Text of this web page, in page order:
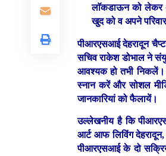
लाॅकडाऊन को लेकर
खुद को व अपने
पीआरएसआई देहरादून
सचिव राकेश डोभाल ने
आवश्यक हो तभी निकलें।
स्नान करें और सोशल
जानकारियां को फैलायें।
उल्लेखनीय है कि
आर्ट आफ लिविंग देहरादून,
पीआरएसआई के दो